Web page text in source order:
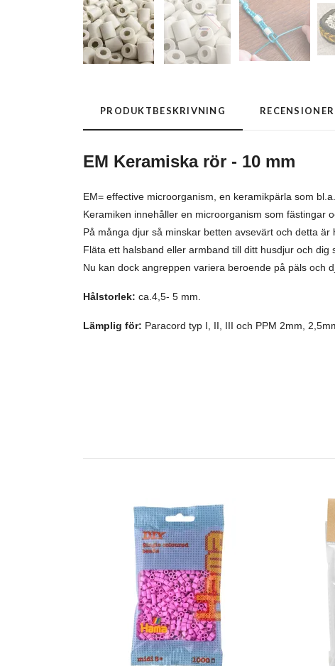
PRODUKTBESKRIVNING RECENSIONER
EM Keramiska rör - 10 mm
EM= effective microorganism, en keramikpärla som
Keramiken innehåller en microorganism som fästingar
På många djur så minskar betten avsevärt och detta
Fläta ett halsband eller armband till ditt husdjur och
Nu kan dock angreppen variera beroende på päls och
Hålstorlek: ca.4,5- 5 mm.
Lämplig för: Paracord typ I, II, III och PPM 2mm,